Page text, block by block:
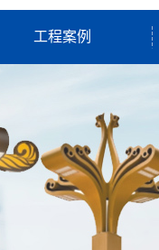
工程案例